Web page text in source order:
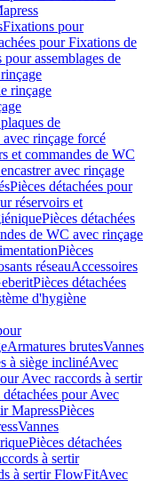
Fixations pour
pour Fixations de
pour assemblages de
rinçage
de
rinçage forcé
et commandes de WC
avec rinçage
Pièces détachées pour
réservoirs et
Pièces détachées
de WC avec rinçage
Pièces
réseauAccessoires
Pièces détachées
d'hygiène
Armatures brutesVannes
à siège inclinéAvec
Avec raccords à sertir
détachées pour Avec
MapressPièces
Vannes
Pièces détachées
à sertir
à sertir FlowFitAvec